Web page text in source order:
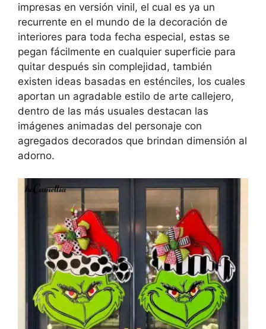
impresas en versión vinil, el cual es ya un
recurrente en el mundo de la decoración de
interiores para toda fecha especial, estas se
pegan fácilmente en cualquier superficie para
quitar después sin complejidad, también
existen ideas basadas en esténciles, los cuales
aportan un agradable estilo de arte callejero,
dentro de las más usuales destacan las
imágenes animadas del personaje con
agregados decorados que brindan dimensión al
adorno.